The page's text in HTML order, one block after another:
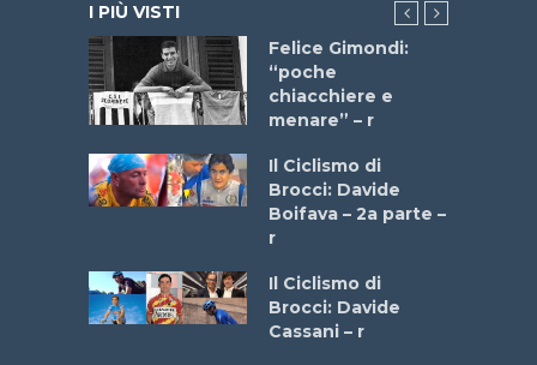
I PIÙ VISTI
Felice Gimondi:
“poche
chiacchiere e
menare” – r
Il Ciclismo di
Brocci: Davide
Boifava – 2a parte –
r
Il Ciclismo di
Brocci: Davide
Cassani – r